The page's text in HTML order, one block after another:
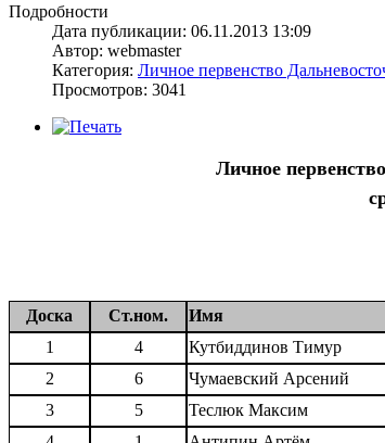
Подробности
Дата публикации: 06.11.2013 13:09
Автор: webmaster
Категория: Личное первенство
Просмотров: 3041
Личное
Доска Ст.ном. Имя
1
4 Кутбиддинов Тимур
2
6 Чумаевский Арсений
3
5 Теслюк Максим